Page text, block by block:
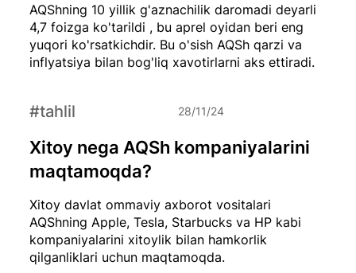
AQShning 10 yillik g'aznachilik daromadi deyarli
4,7 foizga ko'tarildi , bu aprel oyidan beri eng
yuqori ko'rsatkichdir. Bu o'sish AQSh qarzi va
inflyatsiya bilan bog'liq xavotirlarni aks ettiradi.
Xitoy davlat ommaviy axborot vositalari
AQShning Apple, Tesla, Starbucks va HP kabi
kompaniyalarini xitoylik bilan hamkorlik
qilganliklari uchun maqtamoqda.
Xitoy nega AQSh kompaniyalarini
maqtamoqda?
#tahlil 28/11/24